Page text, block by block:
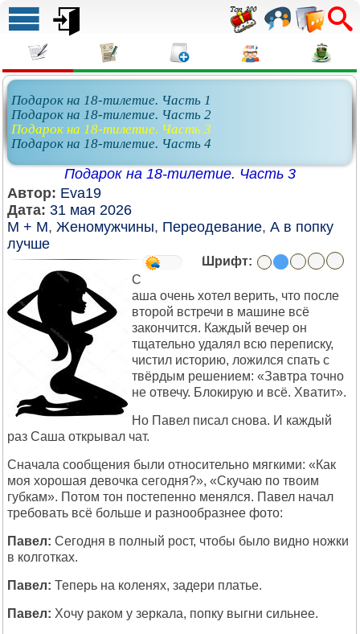
Подарок на 18-тилетие. Часть 1
Подарок на 18-тилетие. Часть 2
Подарок на 18-тилетие. Часть 3
Подарок на 18-тилетие. Часть 4
Подарок на 18-тилетие. Часть 3
Автор: Eva19
Дата: 31 мая 2026
М + М, Женомужчины, Переодевание, А в попку
лучше
Шрифт:
С
аша очень хотел верить, что после
второй встречи в машине всё
закончится. Каждый вечер он
тщательно удалял всю переписку,
чистил историю, ложился спать с
твёрдым решением: «Завтра точно
не отвечу. Блокирую и всё. Хватит».
Но Павел писал снова. И каждый
раз Саша открывал чат.
Сначала сообщения были относительно мягкими: «Как
моя хорошая девочка сегодня?», «Скучаю по твоим
губкам». Потом тон постепенно менялся. Павел начал
требовать всё больше и разнообразнее фото:
Павел: Сегодня в полный рост, чтобы было видно ножки
в колготках.
Павел: Теперь на коленях, задери платье.
Павел: Хочу раком у зеркала, попку выгни сильнее.